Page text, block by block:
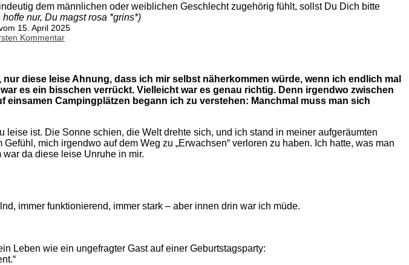
dem männlichen oder weiblichen Geschlecht zugehörig fühlt, sollst Du Dich bitte
hoffe nur, Du magst rosa *grins*)
15. April 2025
Kommentar
diese leise Ahnung, dass ich mir selbst näherkommen würde, wenn ich endlich mal
es ein bisschen verrückt. Vielleicht war es genau richtig. Denn irgendwo zwischen
Campingplätzen begann ich zu verstehen: Manchmal muss man sich
ist. Die Sonne schien, die Welt drehte sich, und ich stand in meiner aufgeräumten
mich irgendwo auf dem Weg zu „Erwachsen“ verloren zu haben. Ich hatte, was man
da diese leise Unruhe in mir.
immer funktionierend, immer stark – aber innen drin war ich müde.
Leben wie ein ungefragter Gast auf einer Geburtstagsparty: